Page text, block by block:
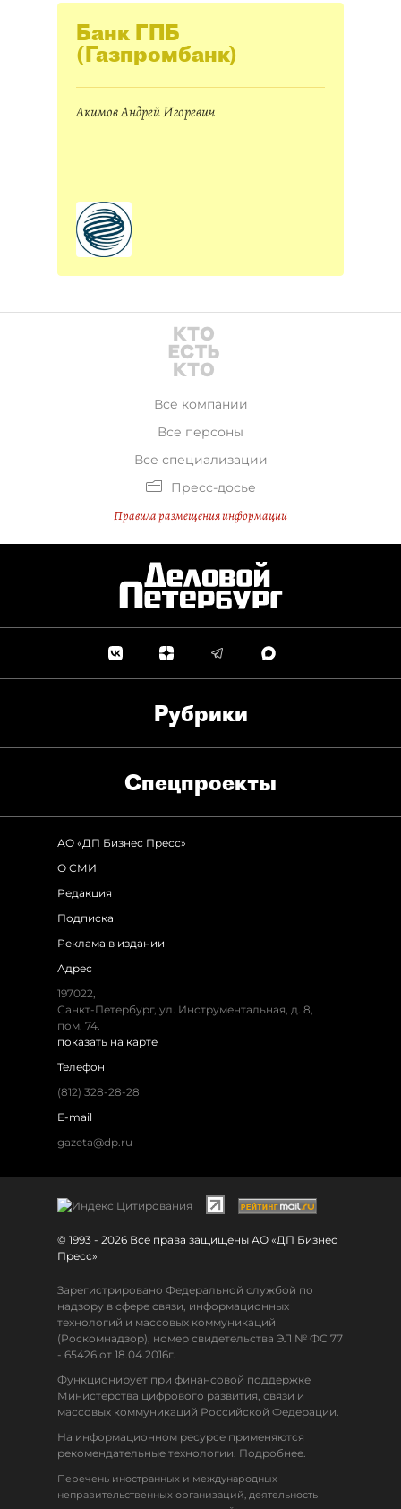
Банк ГПБ
(Газпромбанк)
Акимов Андрей Игоревич
Все компании
Все персоны
Все специализации
Пресс-досье
Правила размещения информации
Рубрики
Спец­проекты
АО «ДП Бизнес Пресс»
О СМИ
Редакция
Подписка
Реклама в издании
Адрес
197022,
Санкт-Петербург, ул. Инструментальная, д. 8,
пом. 74.
показать на карте
Телефон
(812) 328-28-28
E-mail
gazeta@dp.ru
© 1993 - 2026 Все права защищены АО «ДП Бизнес
Пресс»
Зарегистрировано Федеральной службой по
надзору в сфере связи, информационных
технологий и массовых коммуникаций
(Роскомнадзор), номер свидетельства ЭЛ № ФС 77
- 65426 от 18.04.2016г.
Функционирует при финансовой поддержке
Министерства цифрового развития, связи и
массовых коммуникаций Российской Федерации.
На информационном ресурсе применяются
рекомендательные технологии. Подробнее.
Перечень иностранных и международных
неправительственных организаций, деятельность